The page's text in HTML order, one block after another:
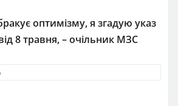
оптимізму, я згадую указ
8 травня, – очільник МЗС